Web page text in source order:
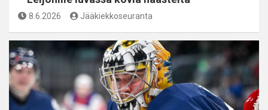
8.6.2026 Jääkiekkoseuranta